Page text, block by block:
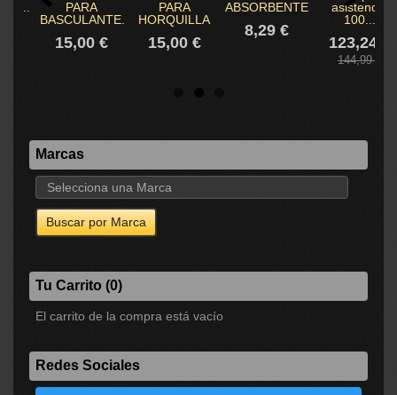
Marcas
Tu Carrito (0)
El carrito de la compra está vacío
Redes Sociales
PARA
BASCULANTE...
15,00 €
PARA
HORQUILLA
15,00 €
ABSORBENTE...
8,29 €
asistencia
100...
123,24 €
144,99 €